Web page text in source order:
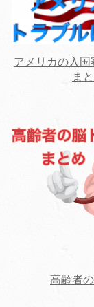
アメリカの入
ま
高齢者